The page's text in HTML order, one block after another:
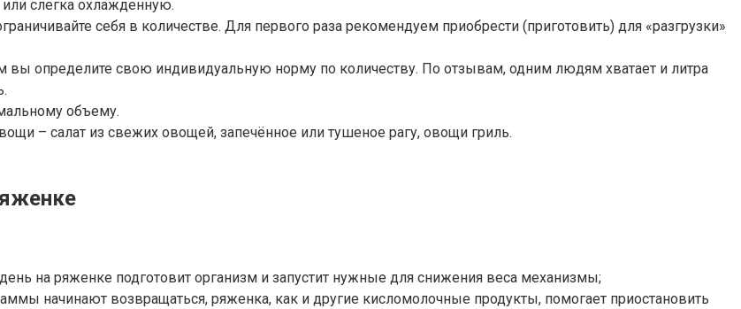
слегка охлажденную.
себя в количестве. Для первого раза рекомендуем приобрести (приготовить) для «разгрузки»
вы определите свою индивидуальную норму по количеству. По отзывам, одним людям хватает и литра
объему.
– салат из свежих овощей, запечённое или тушеное рагу, овощи гриль.
на ряженке подготовит организм и запустит нужные для снижения веса механизмы;
начинают возвращаться, ряженка, как и другие кисломолочные продукты, помогает приостановить